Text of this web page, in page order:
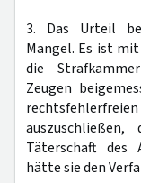
3. Das Urteil
Mangel. Es ist
die
Zeugen
Täterschaft des
hätte sie den